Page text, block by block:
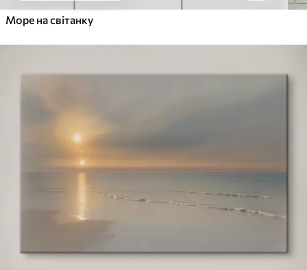
Море на світанку